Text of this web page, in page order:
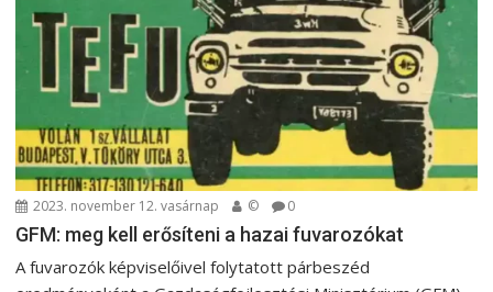
g
á
c
i
ó
2023. november 12. vasárnap © 0
GFM: meg kell erősíteni a hazai fuvarozókat
A fuvarozók képviselőivel folytatott párbeszéd